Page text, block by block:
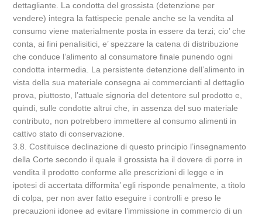
dettagliante. La condotta del grossista (detenzione per
vendere) integra la fattispecie penale anche se la vendita al
consumo viene materialmente posta in essere da terzi; cio’ che
conta, ai fini penalisitici, e’ spezzare la catena di distribuzione
che conduce l’alimento al consumatore finale punendo ogni
condotta intermedia. La persistente detenzione dell’alimento in
vista della sua materiale consegna ai commercianti al dettaglio
prova, piuttosto, l’attuale signoria del detentore sul prodotto e,
quindi, sulle condotte altrui che, in assenza del suo materiale
contributo, non potrebbero immettere al consumo alimenti in
cattivo stato di conservazione.
3.8. Costituisce declinazione di questo principio l’insegnamento
della Corte secondo il quale il grossista ha il dovere di porre in
vendita il prodotto conforme alle prescrizioni di legge e in
ipotesi di accertata difformita’ egli risponde penalmente, a titolo
di colpa, per non aver fatto eseguire i controlli e preso le
precauzioni idonee ad evitare l’immissione in commercio di un